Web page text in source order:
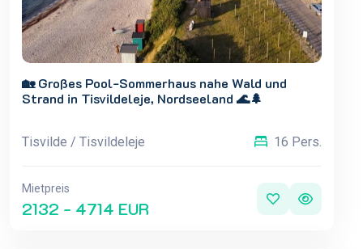
🏡 Großes Pool-Sommerhaus nahe Wald und
Strand in Tisvildeleje, Nordseeland 🌊🌲
Tisvilde / Tisvildeleje 16 Pers.
Mietpreis
2132 - 4714 EUR